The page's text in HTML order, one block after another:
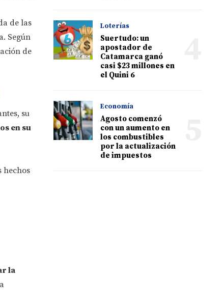
de las
Según
de
su
en su
hechos
la
Loterías
Suertudo: un
apostador de
Catamarca ganó
casi $23 millones en
el Quini 6
Economía
Agosto comenzó
con un aumento en
los combustibles
por la actualización
de impuestos